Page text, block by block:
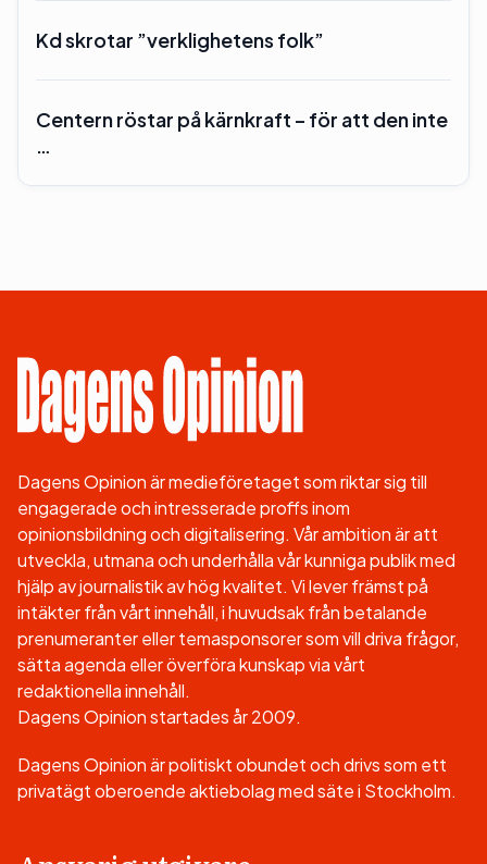
Kd skrotar ”verklighetens folk”
Centern röstar på kärnkraft – för att den inte
…
Dagens Opinion är medieföretaget som riktar sig till
engagerade och intresserade proffs inom
opinionsbildning och digitalisering. Vår ambition är att
utveckla, utmana och underhålla vår kunniga publik med
hjälp av journalistik av hög kvalitet. Vi lever främst på
intäkter från vårt innehåll, i huvudsak från betalande
prenumeranter eller temasponsorer som vill driva frågor,
sätta agenda eller överföra kunskap via vårt
redaktionella innehåll.
Dagens Opinion startades år 2009.
Dagens Opinion är politiskt obundet och drivs som ett
privatägt oberoende aktiebolag med säte i Stockholm.